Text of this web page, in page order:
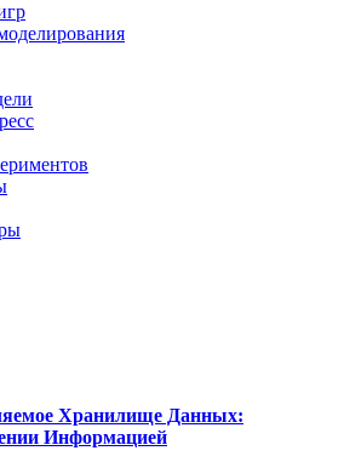
Хранилище Данных:
Информацией